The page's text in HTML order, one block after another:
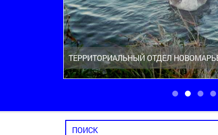
ТЕРРИТОРИАЛЬНЫЙ ОТДЕЛ